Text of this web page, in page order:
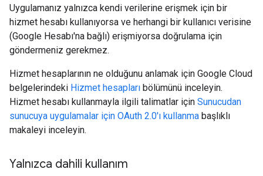
Uygulamanız yalnızca kendi verilerine erişmek için bir
hizmet hesabı kullanıyorsa ve herhangi bir kullanıcı verisine
(Google Hesabı'na bağlı) erişmiyorsa doğrulama için
göndermeniz gerekmez.
Hizmet hesaplarının ne olduğunu anlamak için Google Cloud
belgelerindeki Hizmet hesapları bölümünü inceleyin.
Hizmet hesabı kullanmayla ilgili talimatlar için Sunucudan
sunucuya uygulamalar için OAuth 2.0'ı kullanma başlıklı
makaleyi inceleyin.
Yalnızca dahili kullanım